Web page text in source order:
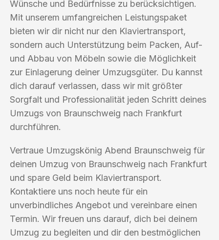
Wünsche und Bedürfnisse zu berücksichtigen.
Mit unserem umfangreichen Leistungspaket
bieten wir dir nicht nur den Klaviertransport,
sondern auch Unterstützung beim Packen, Auf-
und Abbau von Möbeln sowie die Möglichkeit
zur Einlagerung deiner Umzugsgüter. Du kannst
dich darauf verlassen, dass wir mit größter
Sorgfalt und Professionalität jeden Schritt deines
Umzugs von Braunschweig nach Frankfurt
durchführen.
Vertraue Umzugskönig Abend Braunschweig für
deinen Umzug von Braunschweig nach Frankfurt
und spare Geld beim Klaviertransport.
Kontaktiere uns noch heute für ein
unverbindliches Angebot und vereinbare einen
Termin. Wir freuen uns darauf, dich bei deinem
Umzug zu begleiten und dir den bestmöglichen